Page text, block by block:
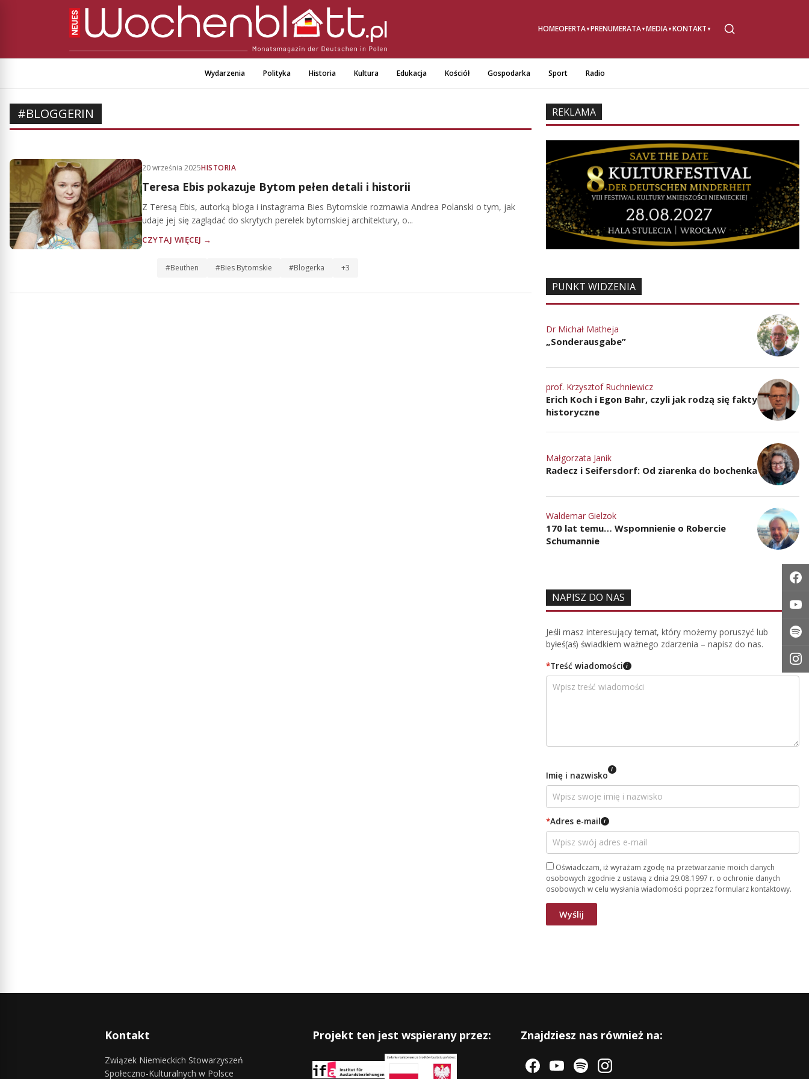
HOMEOFERTA PRENUMERATA MEDIA KONTAKT
Wydarzenia Polityka Historia Kultura Edukacja Kościół Gospodarka Sport Radio
#BLOGGERIN
20 września 2025HISTORIA
Teresa Ebis pokazuje Bytom pełen detali i historii
Z Teresą Ebis, autorką bloga i instagrama Bies Bytomskie rozmawia Andrea Polanski o tym, jak
udaje jej się zaglądać do skrytych perełek bytomskiej architektury, o...
CZYTAJ WIĘCEJ →
#Beuthen #Bies Bytomskie #Blogerka +3
REKLAMA
PUNKT WIDZENIA
Dr Michał Matheja
„Sonderausgabe”
prof. Krzysztof Ruchniewicz
Erich Koch i Egon Bahr, czyli jak rodzą się fakty
historyczne
Małgorzata Janik
Radecz i Seifersdorf: Od ziarenka do bochenka
Waldemar Gielzok
170 lat temu… Wspomnienie o Robercie
Schumannie
NAPISZ DO NAS
Jeśli masz interesujący temat, który możemy poruszyć lub
byłeś(aś) świadkiem ważnego zdarzenia – napisz do nas.
*Treść wiadomości i
Imię i nazwisko i
*Adres e-mail i
Oświadczam, iż wyrażam zgodę na przetwarzanie moich danych
osobowych zgodnie z ustawą z dnia 29.08.1997 r. o ochronie danych
osobowych w celu wysłania wiadomości poprzez formularz kontaktowy.
Kontakt
Związek Niemieckich Stowarzyszeń
Społeczno-Kulturalnych w Polsce
Projekt ten jest wspierany przez: Znajdziesz nas również na: